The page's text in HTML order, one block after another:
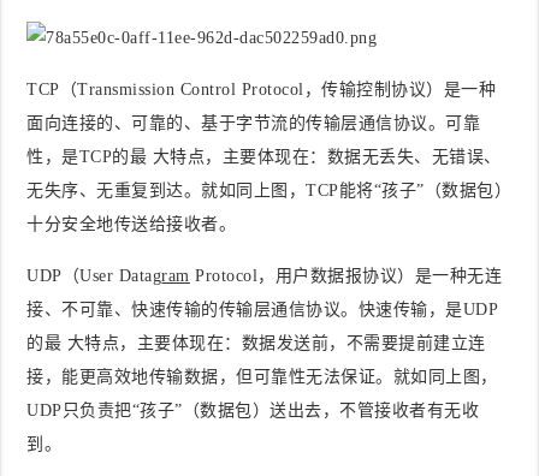
TCP（Transmission Control Protocol，传输控制协议）是一种
面向连接的、可靠的、基于字节流的传输层通信协议。可靠
性，是TCP的最 大特点，主要体现在：数据无丢失、无错误、
无失序、无重复到达。就如同上图，TCP能将“孩子”（数据包）
十分安全地传送给接收者。
UDP（User Datagram Protocol，用户数据报协议）是一种无连
接、不可靠、快速传输的传输层通信协议。快速传输，是UDP
的最 大特点，主要体现在：数据发送前，不需要提前建立连
接，能更高效地传输数据，但可靠性无法保证。就如同上图，
UDP只负责把“孩子”（数据包）送出去，不管接收者有无收
到。